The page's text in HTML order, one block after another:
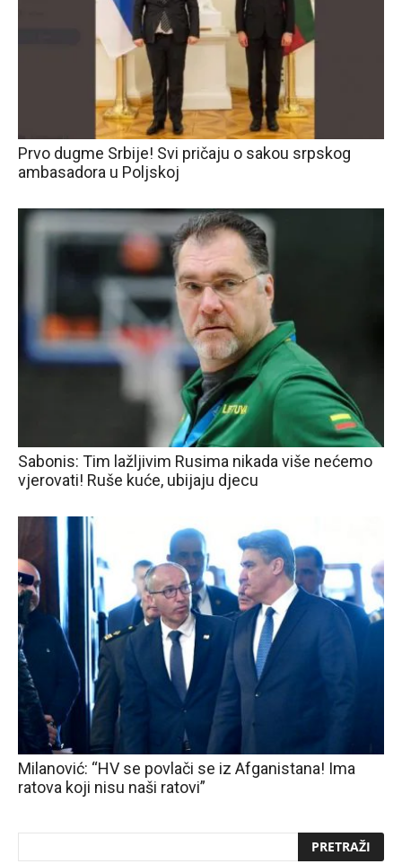
Prvo dugme Srbije! Svi pričaju o sakou srpskog
ambasadora u Poljskoj
Sabonis: Tim lažljivim Rusima nikada više nećemo
vjerovati! Ruše kuće, ubijaju djecu
Milanović: “HV se povlači se iz Afganistana! Ima
ratova koji nisu naši ratovi”